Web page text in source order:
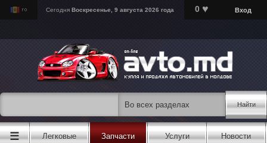
Сегодня Воскресенье, 9 августа 2026 года 0 ♥ Вход
Найти
☰ Легковые Запчасти Услуги Новости